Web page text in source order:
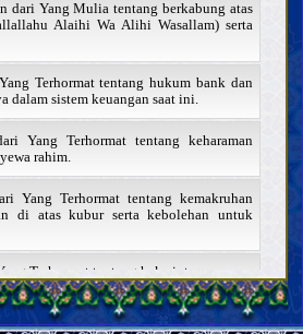
dari Yang Mulia tentang berkabung atas
Alaihi Wa Alihi Wasallam) serta
Terhormat tentang hukum bank dan
dalam sistem keuangan saat ini.
Yang Terhormat tentang keharaman
rahim.
Yang Terhormat tentang kemakruhan
di atas kubur serta kebolehan untuk
Terhormat tentang hak cipta
Yang Mulia tentang ghina, musik, dan